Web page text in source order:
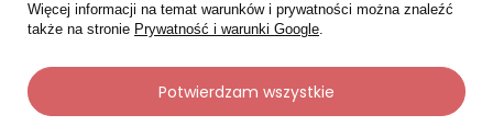
Moje zamówienia
Więcej informacji na temat warunków i prywatności można znaleźć
także na stronie Prywatność i warunki Google.
Potwierdzam wszystkie